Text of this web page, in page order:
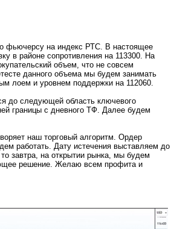
фьючерсу на индекс РТС. В настоящее
в районе сопротивления на 113300. На
объем, что не совсем
данного объема мы будем занимать
лоем и уровнем поддержки на 112060.
до следующей область ключевого
границы с дневного ТФ. Далее будем
наш торговый алгоритм. Ордер
работать. Дату истечения выставляем до
завтра, на открытии рынка, мы будем
решение. Желаю всем профита и